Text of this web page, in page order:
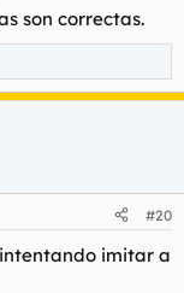
son correctas.
#20
imitar a